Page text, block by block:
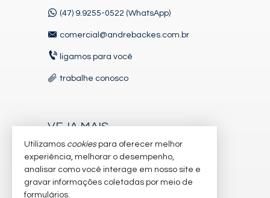
(47) 9.9255-0522 (WhatsApp)
comercial@andrebackes.com.br
ligamos para você
trabalhe conosco
VEJA MAIS
receba nosso newsletter
indicadores financeiros
Utilizamos cookiespara oferecer melhor
experiência, melhorar o desempenho,
analisar como você interage em nosso site e
gravar informações coletadas por meio de
formulários.